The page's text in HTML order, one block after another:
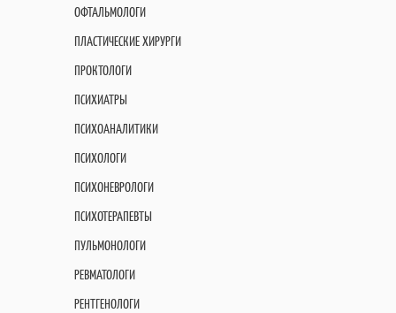
ОФТАЛЬМОЛОГИ
ПЛАСТИЧЕСКИЕ ХИРУРГИ
ПРОКТОЛОГИ
ПСИХИАТРЫ
ПСИХОАНАЛИТИКИ
ПСИХОЛОГИ
ПСИХОНЕВРОЛОГИ
ПСИХОТЕРАПЕВТЫ
ПУЛЬМОНОЛОГИ
РЕВМАТОЛОГИ
РЕНТГЕНОЛОГИ